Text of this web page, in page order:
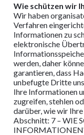
Wie schützen wir
Wir haben
Verfahren
Informationen zu
elektronische
werden, daher
garantieren, dass
unbefugte Dritte
Ihre Informationen
zugreifen, stehlen
darüber, wie wir
Abschnitt: 7 – WIE